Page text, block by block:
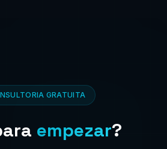
GRATUITA
empezar?